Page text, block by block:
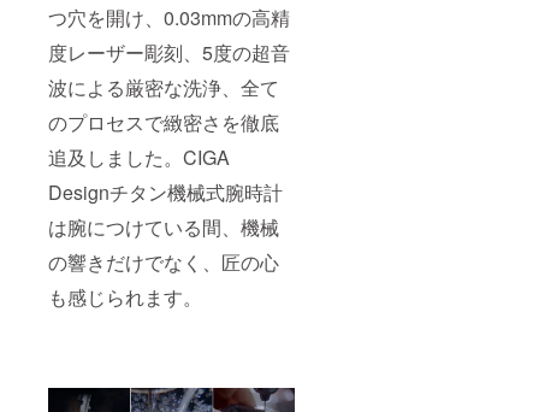
つ穴を開け、0.03mmの高精
度レーザー彫刻、5度の超音
波による厳密な洗浄、全て
のプロセスで緻密さを徹底
追及しました。CIGA
Designチタン機械式腕時計
は腕につけている間、機械
の響きだけでなく、匠の心
も感じられます。